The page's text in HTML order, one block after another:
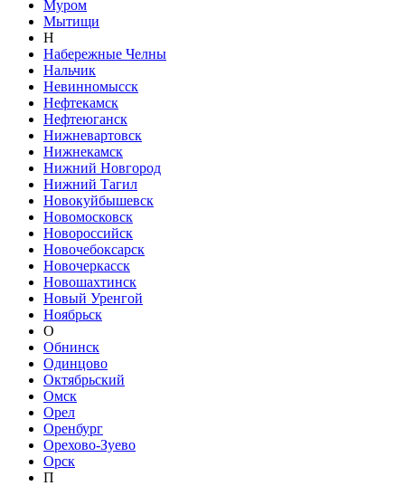
Муром
Мытищи
Н
Набережные Челны
Нальчик
Невинномысск
Нефтекамск
Нефтеюганск
Нижневартовск
Нижнекамск
Нижний Новгород
Нижний Тагил
Новокуйбышевск
Новомосковск
Новороссийск
Новочебоксарск
Новочеркасск
Новошахтинск
Новый Уренгой
Ноябрьск
О
Обнинск
Одинцово
Октябрьский
Омск
Орел
Оренбург
Орехово-Зуево
Орск
П